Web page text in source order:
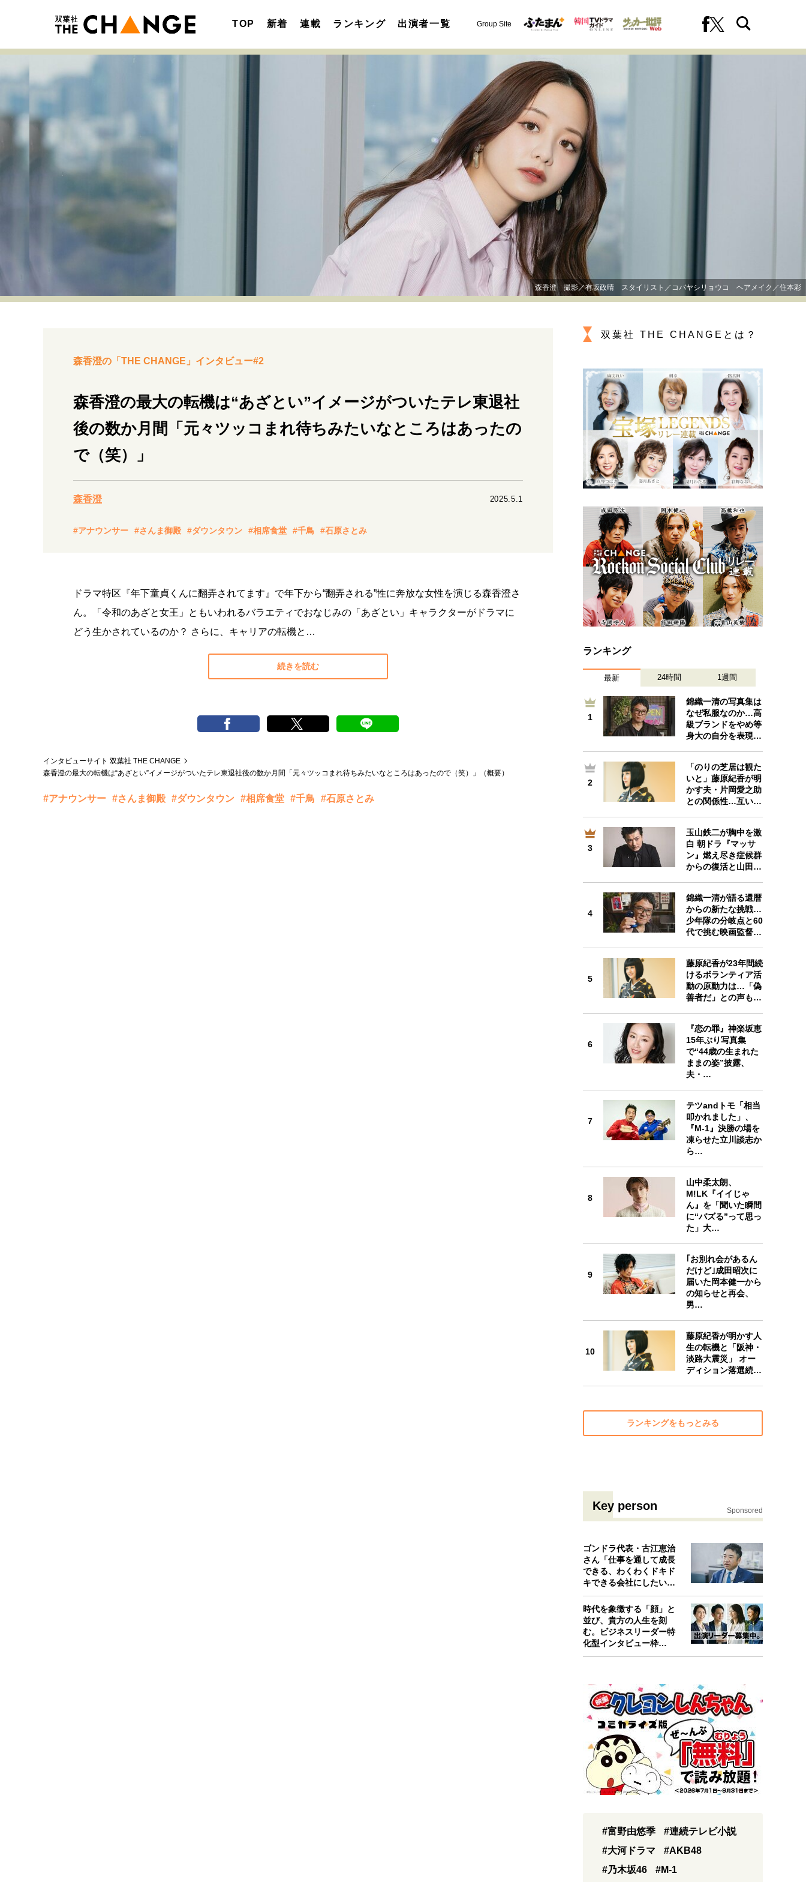
TOP 新着 連載 ランキング 出演者一覧 Group Site
サイトの核・哲学 挫折からの再起 未知への挑戦
プロフェッショナルの矜持
人生が動いた日 10代の挫折と原点
キャリア・働き方 セカンドキャリアの描き方 大人の学び直し
ファーストキャリアを拓く
次世代へのバトン トップが描く未来
一生モノの愛用品
社会・カルチャー・マネー 地域とつながる/お金との付き合い方
森香澄 撮影／有坂政晴 スタイリスト／コバヤシリョウコ ヘアメイク／住本彩
森香澄の「THE CHANGE」インタビュー#2
森香澄の最大の転機は“あざとい”イメージがついたテレ東退社
後の数か月間「元々ツッコまれ待ちみたいなところはあったの
で（笑）」
森香澄 2025.5.1
#アナウンサー #さんま御殿 #ダウンタウン #相席食堂 #千鳥 #石原さとみ
ドラマ特区『年下童貞くんに翻弄されてます』で年下から“翻弄される”性に奔放な女性を演じる森香澄さ
ん。「令和のあざと女王」ともいわれるバラエティでおなじみの「あざとい」キャラクターがドラマに
どう生かされているのか？ さらに、キャリアの転機と…
続きを読む
インタビューサイト 双葉社 THE CHANGE
森香澄の最大の転機は“あざとい”イメージがついたテレ東退社後の数か月間「元々ツッコまれ待ちみたいなところはあったので（笑）」（概要）
#アナウンサー #さんま御殿 #ダウンタウン #相席食堂 #千鳥 #石原さとみ
双葉社 THE CHANGEとは？
ランキング
最新 24時間 1週間
1
錦織一清の写真集は
なぜ私服なのか…高
級ブランドをやめ等
身大の自分を表現…
2
「のりの芝居は観た
いと」藤原紀香が明
かす夫・片岡愛之助
との関係性…互い…
3
玉山鉄二が胸中を激
白 朝ドラ『マッサ
ン』燃え尽き症候群
からの復活と山田…
4
錦織一清が語る還暦
からの新たな挑戦…
少年隊の分岐点と60
代で挑む映画監督…
5
藤原紀香が23年間続
けるボランティア活
動の原動力は…「偽
善者だ」との声も…
6
『恋の罪』神楽坂恵
15年ぶり写真集
で“44歳の生まれた
ままの姿”披露、
夫・…
7
テツandトモ「相当
叩かれました」、
『M-1』決勝の場を
凍らせた立川談志か
ら…
8
山中柔太朗、
M!LK『イイじゃ
ん』を「聞いた瞬間
に“バズる”って思っ
た」大…
9
｢お別れ会があるん
だけど｣成田昭次に
届いた岡本健一から
の知らせと再会、
男…
10
藤原紀香が明かす人
生の転機と「阪神・
淡路大震災」 オー
ディション落選続…
ランキングをもっとみる
Key person Sponsored
ゴンドラ代表・古江恵治
さん「仕事を通して成長
できる、わくわくドキド
キできる会社にしたいと
考えたんで…
時代を象徴する「顔」と
並び、貴方の人生を刻
む。ビジネスリーダー特
化型インタビュー枠
『Key person』始…
#富野由悠季
#連続テレビ小説
#大河ドラマ
#AKB48
#乃木坂46
#M-1